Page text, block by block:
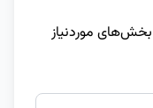
بخش‌های موردنیاز